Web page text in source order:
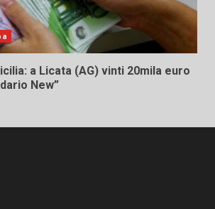
a Licata (AG) vinti 20mila euro
New”